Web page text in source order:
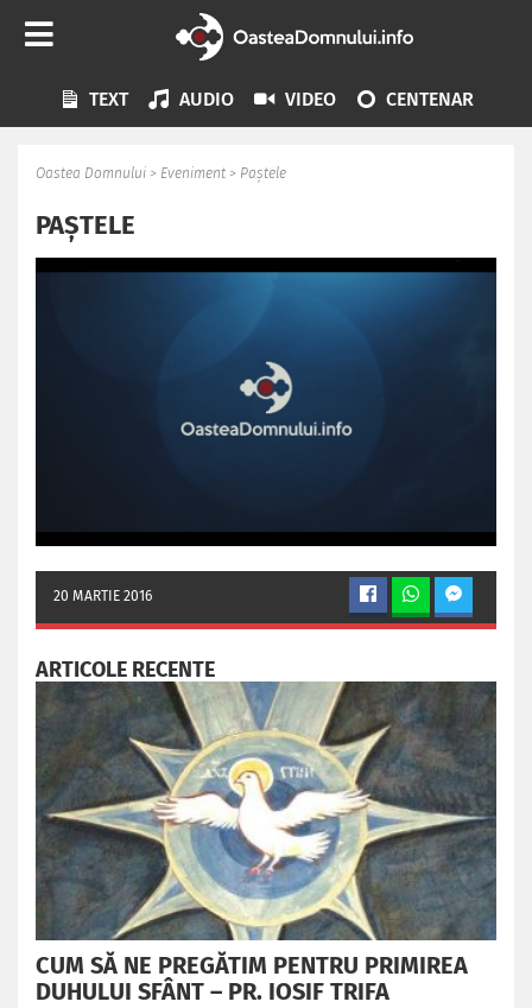
TEXT AUDIO VIDEO CENTENAR
Oastea Domnului > Eveniment > Paștele
PAȘTELE
20 MARTIE 2016
ARTICOLE RECENTE
CUM SĂ NE PREGĂTIM PENTRU PRIMIREA
DUHULUI SFÂNT – PR. IOSIF TRIFA